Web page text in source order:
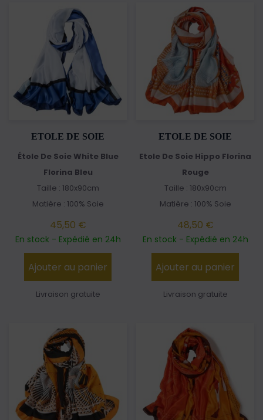
ETOLE DE SOIE
Étole De Soie White Blue
Florina Bleu
Taille : 180x90cm
Matière : 100% Soie
45,50 €
En stock - Expédié en 24h
Ajouter au panier
Livraison gratuite
ETOLE DE SOIE
Etole De Soie Hippo Florina
Rouge
Taille : 180x90cm
Matière : 100% Soie
48,50 €
En stock - Expédié en 24h
Ajouter au panier
Livraison gratuite